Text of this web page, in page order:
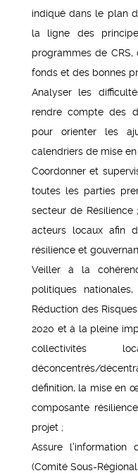
indiqué dans le plan
la ligne des
programmes de
fonds et des bonnes
Analyser les
rendre compte des
pour orienter les
calendriers de mise
Coordonner et
toutes les parties
secteur de
acteurs locaux afin
résilience et
Veiller à la
politiques
Réduction des
2020 et à la pleine
collectivités
déconcentrés/
définition, la mise en
composante
projet ;
Assure
(Comité Sous-